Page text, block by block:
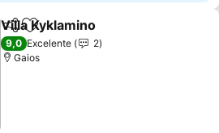
PartilharAdicionar aos favoritos
Villa Kyklamino
9,0 Excelente
2
Gaios